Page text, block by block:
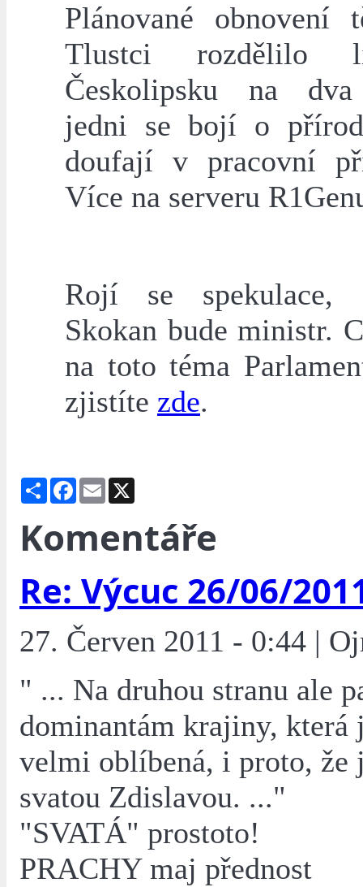
Plánované obnovení
Tlustci rozdělilo
Českolipsku na
jedni se bojí o
doufají v pracovní
Více na serveru
Rojí se spekulace,
Skokan bude ministr.
na toto téma
zjistíte zde.
Share Facebook
Email
Komentáře
Re: Výcuc 26/06/
27. Červen 2011 - 0:44 |
" ... Na druhou stranu ale
dominantám krajiny, která
velmi oblíbená, i proto, že
svatou Zdislavou. ..."
"SVATÁ" prostoto!
PRACHY maj přednost